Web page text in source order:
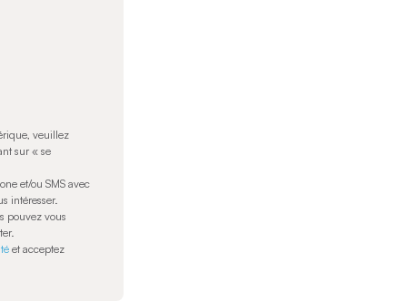
veuillez
sur « se
et/ou SMS avec
intéresser.
pouvez vous
et acceptez